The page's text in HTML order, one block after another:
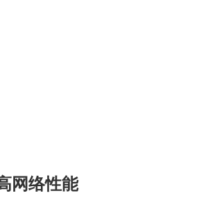
网络性能